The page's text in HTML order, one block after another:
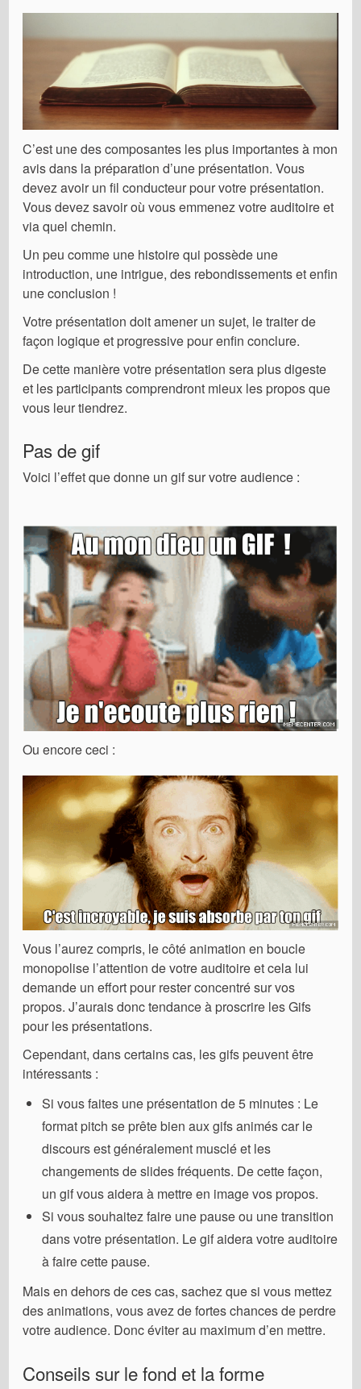
C’est une des composantes les plus importantes à mon
avis dans la préparation d’une présentation. Vous
devez avoir un fil conducteur pour votre présentation.
Vous devez savoir où vous emmenez votre auditoire et
via quel chemin.
Un peu comme une histoire qui possède une
introduction, une intrigue, des rebondissements et enfin
une conclusion !
Votre présentation doit amener un sujet, le traiter de
façon logique et progressive pour enfin conclure.
De cette manière votre présentation sera plus digeste
et les participants comprendront mieux les propos que
vous leur tiendrez.
Pas de gif
Voici l’effet que donne un gif sur votre audience :
Ou encore ceci :
Vous l’aurez compris, le côté animation en boucle
monopolise l’attention de votre auditoire et cela lui
demande un effort pour rester concentré sur vos
propos. J’aurais donc tendance à proscrire les Gifs
pour les présentations.
Cependant, dans certains cas, les gifs peuvent être
intéressants :
Si vous faites une présentation de 5 minutes : Le
format pitch se prête bien aux gifs animés car le
discours est généralement musclé et les
changements de slides fréquents. De cette façon,
un gif vous aidera à mettre en image vos propos.
Si vous souhaitez faire une pause ou une transition
dans votre présentation. Le gif aidera votre auditoire
à faire cette pause.
Mais en dehors de ces cas, sachez que si vous mettez
des animations, vous avez de fortes chances de perdre
votre audience. Donc éviter au maximum d’en mettre.
Conseils sur le fond et la forme